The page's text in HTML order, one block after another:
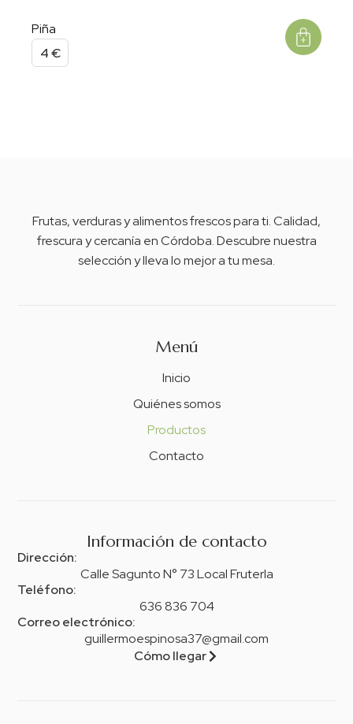
Piña
4€
Frutas, verduras y alimentos frescos para ti. Calidad,
frescura y cercanía en Córdoba. Descubre nuestra
selección y lleva lo mejor a tu mesa.
Menú
Inicio
Quiénes somos
Productos
Contacto
Información de contacto
Dirección:
Calle Sagunto N° 73 Local FruterIa
Teléfono:
636 836 704
Correo electrónico:
guillermoespinosa37@gmail.com
Cómo llegar